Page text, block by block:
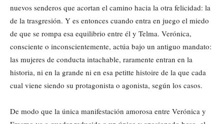
nuevos senderos que acortan el camino hacia la otra felicidad: la
de la trasgresión. Y es entonces cuando entra en juego el miedo
de que se rompa esa equilibrio entre él y Telma. Verónica,
consciente o inconscientemente, actúa bajo un antiguo mandato:
las mujeres de conducta intachable, raramente entran en la
historia, ni en la grande ni en esa petitte histoire de la que cada
cual viene siendo su protagonista o agonista, según los casos.
De modo que la única manifestación amorosa entre Verónica y